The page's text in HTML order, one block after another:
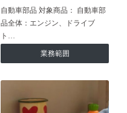
自動車部品 対象商品： 自動車部
品全体：エンジン、ドライブ
ト…
業務範囲